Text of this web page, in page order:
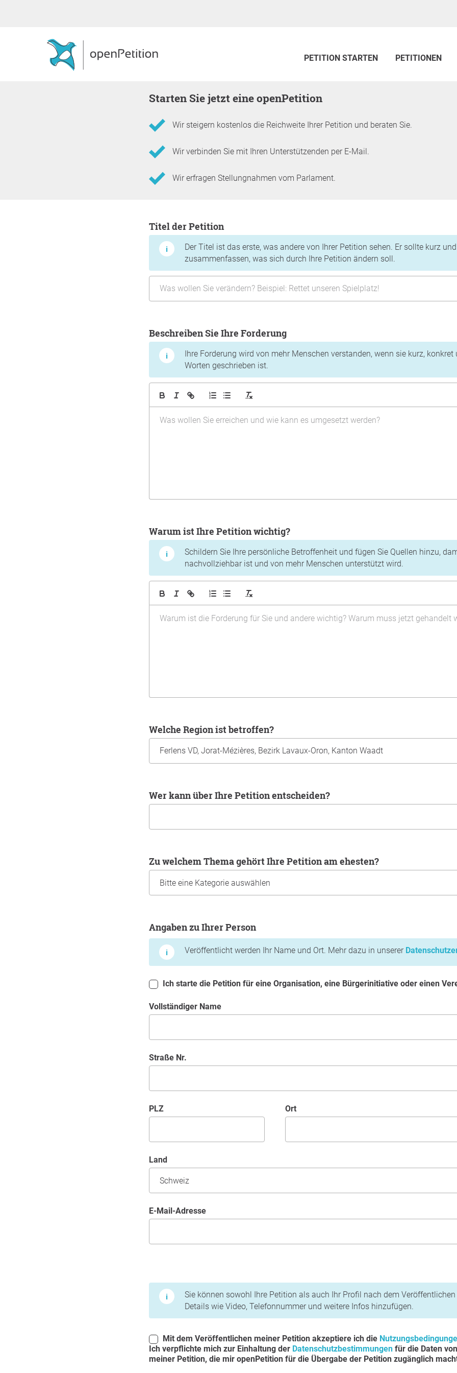
PETITION STARTEN PETITIONEN
Starten Sie jetzt eine openPetition
Wir steigern kostenlos die Reichweite Ihrer Petition und beraten Sie.
Wir verbinden Sie mit Ihren Unterstützenden per E-Mail.
Wir erfragen Stellungnahmen vom Parlament.
Titel der Petition
Der Titel ist das erste, was andere von Ihrer Petition sehen. Er sollte kurz
zusammenfassen, was sich durch Ihre Petition ändern soll.
Beschreiben Sie Ihre Forderung
Ihre Forderung wird von mehr Menschen verstanden, wenn sie kurz, konkret
Worten geschrieben ist.
Warum ist Ihre Petition wichtig?
Schildern Sie Ihre persönliche Betroffenheit und fügen Sie Quellen hinzu,
nachvollziehbar ist und von mehr Menschen unterstützt wird.
Welche Region ist betroffen?
Wer kann über Ihre Petition entscheiden?
Zu welchem Thema gehört Ihre Petition am ehesten?
Angaben zu Ihrer Person
Veröffentlicht werden Ihr Name und Ort. Mehr dazu in unserer
Ich starte die Petition für eine Organisation, eine Bürgerinitiative oder einen
Vollständiger Name
Straße Nr.
PLZ Ort
Land
E-Mail-Adresse
Nutzungsbedingungen und Datenschutzbestimmungen
Sie können sowohl Ihre Petition als auch Ihr Profil nach dem
Details wie Video, Telefonnummer und weitere Infos hinzufügen.
Mit dem Veröffentlichen meiner Petition akzeptiere ich die
Ich verpflichte mich zur Einhaltung der Datenschutzbestimmungen für die Daten
meiner Petition, die mir openPetition für die Übergabe der Petition zugänglich